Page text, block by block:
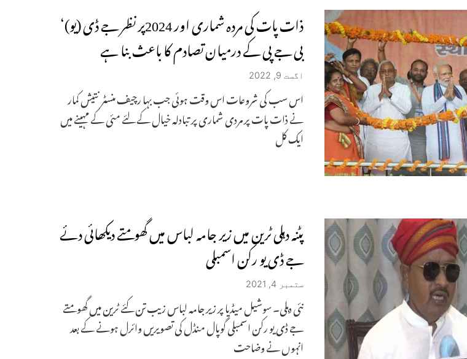
ذات پات کی مردہ شماری اور 2024پر نظر جے ڈی (یو)‘
بی جے پی کے درمیان تصادم کا باعث بنا ہے
اگست 9, 2022
اس سب کی شروعات اس وقت ہوئی جب بہا رچیف منسٹر نتیش کمار
نے ذات پات پر مردی شماری پر تبادلہ خیال کے لئے مئی کے مہینے میں
ایک کل
پٹنہ دہلی ٹرین میں زیر جامہ لباس میں گھومتے دیکھائی دئے
جے ڈی یو رکن اسمبلی
ستمبر 4, 2021
نئی دہلی۔ سوشیل میڈیا پر زیر جامہ لباس زیب تن کئے ٹرین میں گھومتے
جے ڈی یو رکن اسمبلی گوپال منڈل کی تصویریں وائرل ہونے کے بعد
انہوں نے وضاحت